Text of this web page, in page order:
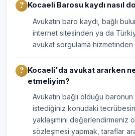
Kocaeli Barosu kaydı nasıl
Avukatın baro kaydı, bağlı
internet sitesinden ya da
avukat sorgulama
Kocaeli'da avukat ararken
etmeliyim?
Avukatın bağlı olduğu baronun
istediğiniz konudaki
yaklaşımını değerlendirmeniz
sözleşmesi yapmak, taraflar